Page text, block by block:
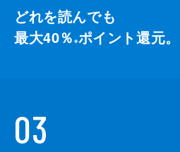
どれを読んでも
最大40％ ※ポイント還元。
03